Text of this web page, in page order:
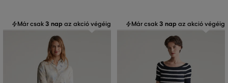
Már csak3 nap az akció végéig Már csak3 nap az akció végéig